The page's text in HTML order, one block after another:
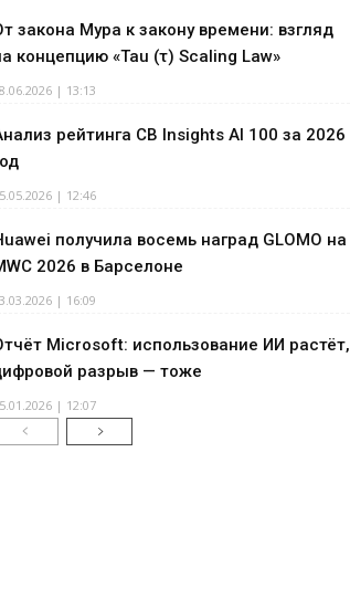
закона Мура к закону времени: взгляд
концепцию «Tau (τ) Scaling Law»
| 13:13
рейтинга CB Insights AI 100 за 2026
| 12:46
получила восемь наград GLOMO на
2026 в Барселоне
| 16:09
Microsoft: использование ИИ растёт,
разрыв — тоже
| 12:07